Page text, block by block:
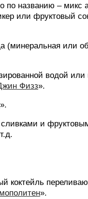
по названию – микс
или фруктовый
(минеральная или
водой
Физз».
».
и
коктейль
».